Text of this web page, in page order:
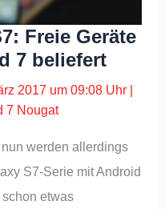
Freie Geräte
7 beliefert
2017 um 09:08 Uhr
7 Nougat
werden allerdings
S7-Serie mit Android
etwas